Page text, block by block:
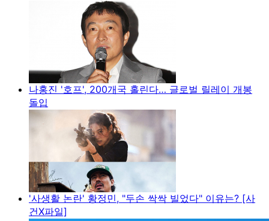
나홍진 '호프', 200개국 홀린다… 글로벌 릴레이 개봉
돌입
'사생활 논란' 황정민, "두손 싹싹 빌었다" 이유는? [사
건X파일]